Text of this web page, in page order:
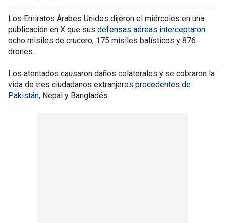
Los Emiratos Árabes Unidos dijeron el miércoles en una
publicación en X que sus defensas aéreas interceptaron
ocho misiles de crucero, 175 misiles balísticos y 876
drones.
Los atentados causaron daños colaterales y se cobraron la
vida de tres ciudadanos extranjeros procedentes de
Pakistán, Nepal y Bangladés.